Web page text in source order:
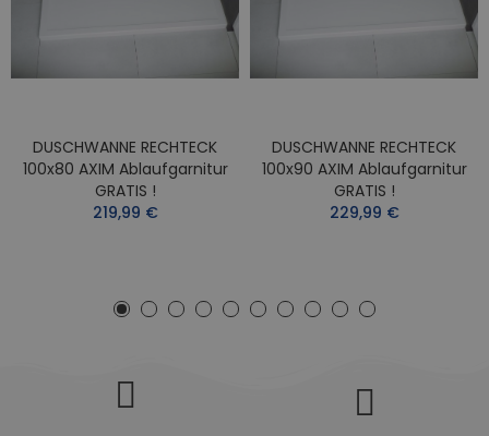
DUSCHWANNE RECHTECK
100x80 AXIM Ablaufgarnitur
GRATIS !
219,99 €
DUSCHWANNE RECHTECK
100x90 AXIM Ablaufgarnitur
GRATIS !
229,99 €